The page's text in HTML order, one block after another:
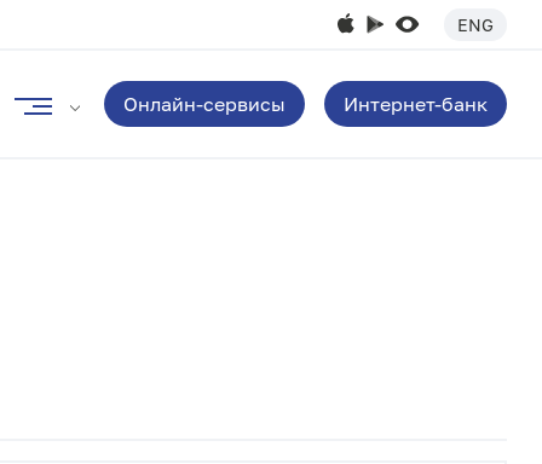
ENG
Онлайн-сервисы Интернет-банк